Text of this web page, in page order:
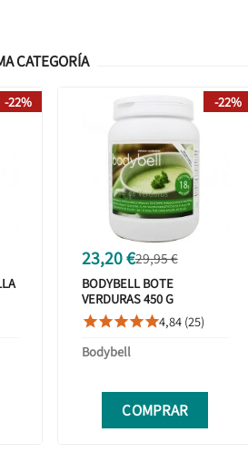
CATEGORÍA
-22%
23,20 €29,95 €
BODYBELL BOTE
VERDURAS 450 G
4,84 (25)
Bodybell
COMPRAR
-22%